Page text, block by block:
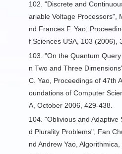
102. "Discrete and
ariable Voltage Processors",
nd Frances F. Yao,
f Sciences USA, 103 (2006),
103. "On the Quantum
n Two and Three Dimensions
C. Yao, Proceedings of 47th
oundations of Computer
A, October 2006, 429-438.
104. "Oblivious and Adaptive
d Plurality Problems", Fan
nd Andrew Yao,